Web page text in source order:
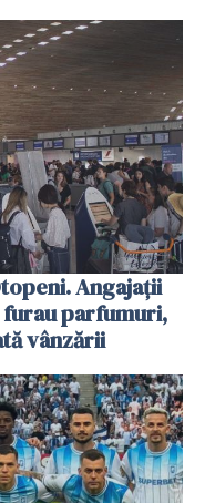
Angajații
parfumuri,
vânzării